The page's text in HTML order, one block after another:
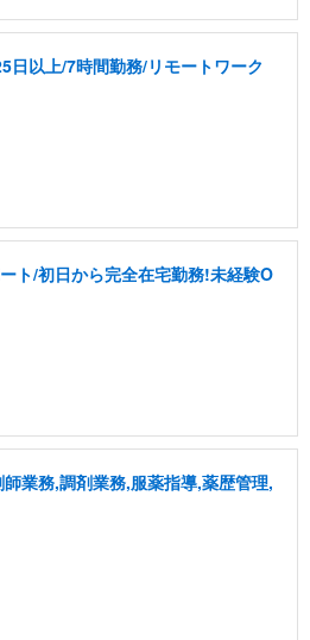
日以上/7時間勤務/リモートワーク
ト/初日から完全在宅勤務!未経験O
業務,調剤業務,服薬指導,薬歴管理,